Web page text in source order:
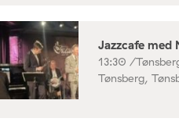
Jazzcafe med
13:30 /
Tønsberg,